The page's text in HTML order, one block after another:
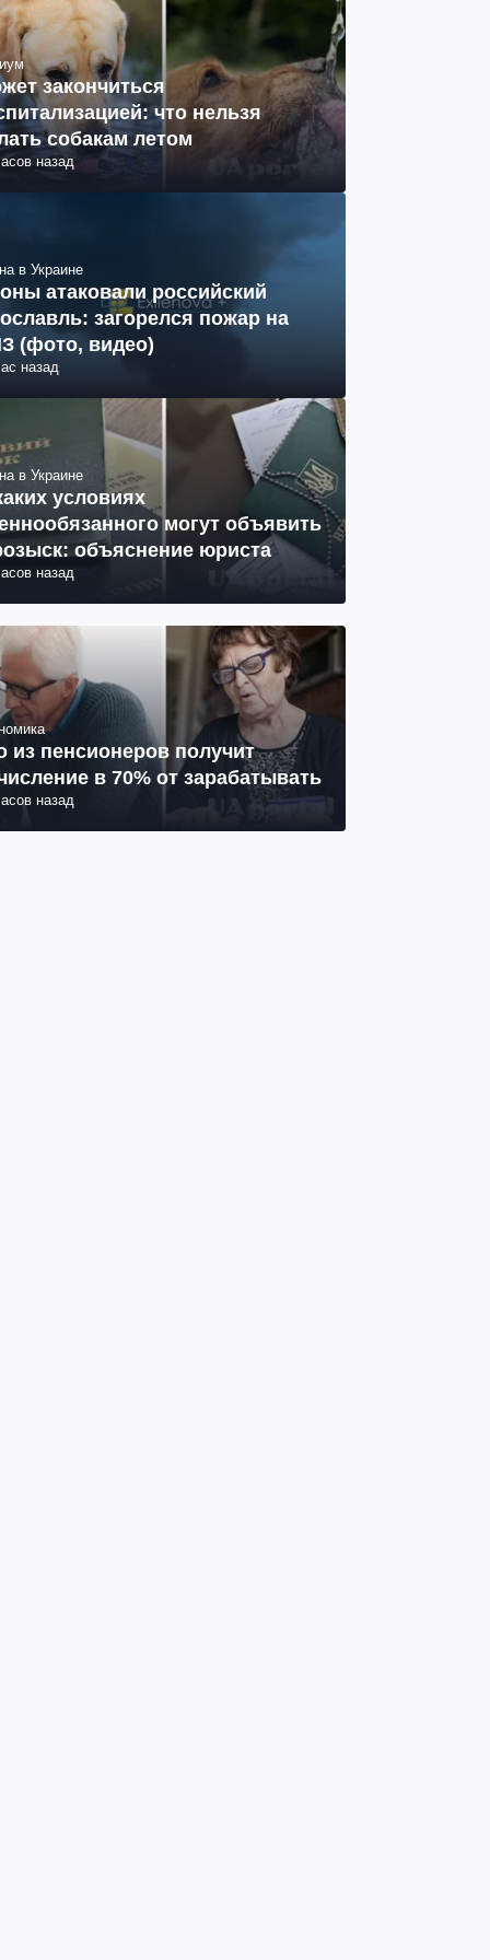
закончиться
что нельзя
собакам летом
назад
в Украине
атаковали российский
загорелся пожар на
(фото, видео)
назад
в Украине
условиях
могут объявить
объяснение юриста
назад
из пенсионеров получит
в 70% от зарабатывать
назад